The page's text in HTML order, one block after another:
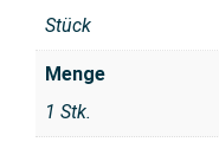
Stück
Menge
1 Stk.